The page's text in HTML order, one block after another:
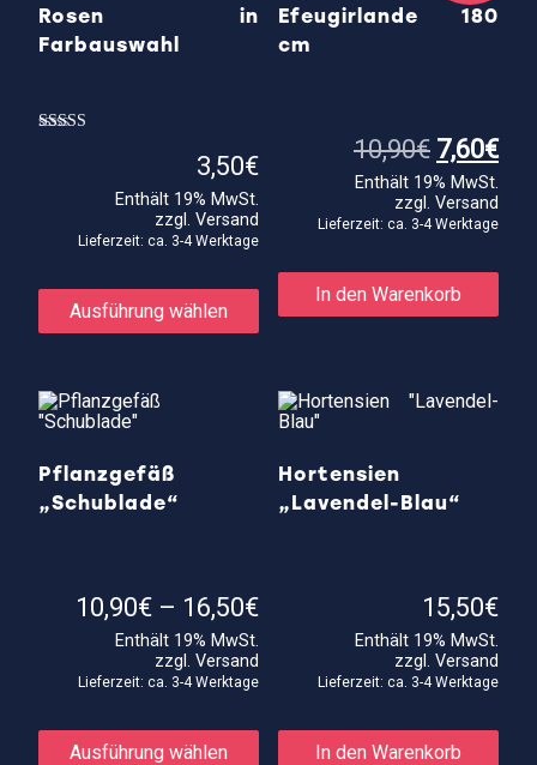
Rosen in
Farbauswahl
3,50€
Enthält 19% MwSt.
zzgl.Versand
Lieferzeit: ca. 3-4 Werktage
Ausführung wählen
Dieses
Produkt
weist
mehrere
Die
Optionen
auf
der
Produktseite
Efeugirlande 180
cm
10,90€
Preis
war:
10,90€
7,60€
Enthält 19% MwSt.
zzgl. Versand
Lieferzeit: ca. 3-4 Werktage
In den Warenkorb
Pflanzgefäß
„Schublade“
10,90€ – 16,50€Preisspanne:
10,90€
Enthält 19% MwSt.
zzgl.Versand
Lieferzeit: ca. 3-4 Werktage
Ausführung wählen
Produkt
Hortensien
„Lavendel-Blau“
15,50€
Enthält 19% MwSt.
zzgl. Versand
Lieferzeit: ca. 3-4 Werktage
In den Warenkorb